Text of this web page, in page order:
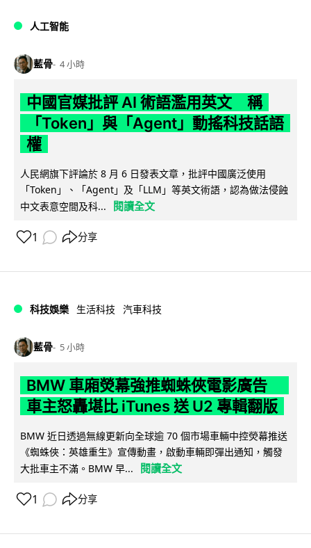
人工智能
藍骨 4 小時
中國官媒批評 AI 術語濫用英文 稱
「Token」與「Agent」動搖科技話語
權
人民網旗下評論於 8 月 6 日發表文章，批評中國廣泛使用
「Token」、「Agent」及「LLM」等英文術語，認為做法侵蝕
中文表意空間及科...
閱讀全文
1 分享
科技娛樂 生活科技 汽車科技
藍骨 5 小時
BMW 車廂熒幕強推蜘蛛俠電影廣告
車主怒轟堪比 iTunes 送 U2 專輯翻版
BMW 近日透過無線更新向全球逾 70 個市場車輛中控熒幕推送
《蜘蛛俠：英雄重生》宣傳動畫，啟動車輛即彈出通知，觸發
大批車主不滿。BMW 早...
閱讀全文
1 分享